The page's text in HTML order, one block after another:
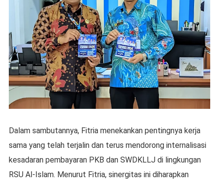
Dalam sambutannya, Fitria menekankan pentingnya kerja
sama yang telah terjalin dan terus mendorong internalisasi
kesadaran pembayaran PKB dan SWDKLLJ di lingkungan
RSU Al-Islam. Menurut Fitria, sinergitas ini diharapkan